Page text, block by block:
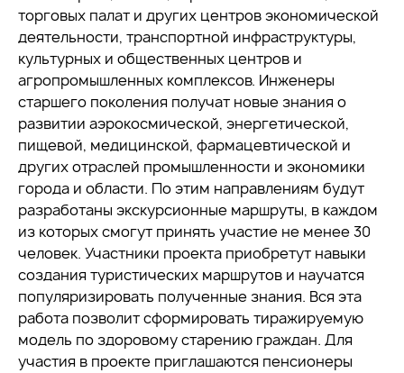
торговых палат и других центров экономической
деятельности, транспортной инфраструктуры,
культурных и общественных центров и
агропромышленных комплексов. Инженеры
старшего поколения получат новые знания о
развитии аэрокосмической, энергетической,
пищевой, медицинской, фармацевтической и
других отраслей промышленности и экономики
города и области. По этим направлениям будут
разработаны экскурсионные маршруты, в каждом
из которых смогут принять участие не менее 30
человек. Участники проекта приобретут навыки
создания туристических маршрутов и научатся
популяризировать полученные знания. Вся эта
работа позволит сформировать тиражируемую
модель по здоровому старению граждан. Для
участия в проекте приглашаются пенсионеры